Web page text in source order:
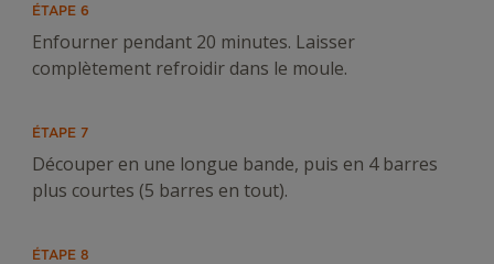
ÉTAPE 6
Enfourner pendant 20 minutes. Laisser
complètement refroidir dans le moule.
ÉTAPE 7
Découper en une longue bande, puis en 4 barres
plus courtes (5 barres en tout).
ÉTAPE 8